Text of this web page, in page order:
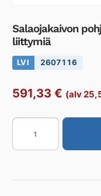
Salaojakaivon
liittymiä
LVI 2607116
591,33 € (alv
Salaojakaivon
pohjaosa
TALOKAIVO
ilman